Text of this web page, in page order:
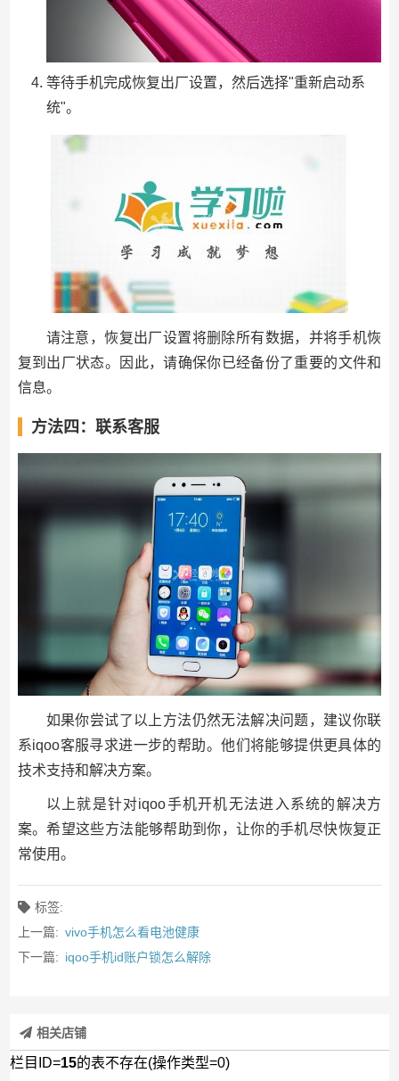
等待手机完成恢复出厂设置，然后选择"重新启动系
统"。
请注意，恢复出厂设置将删除所有数据，并将手机恢
复到出厂状态。因此，请确保你已经备份了重要的文件和
信息。
方法四：联系客服
如果你尝试了以上方法仍然无法解决问题，建议你联
系iqoo客服寻求进一步的帮助。他们将能够提供更具体的
技术支持和解决方案。
以上就是针对iqoo手机开机无法进入系统的解决方
案。希望这些方法能够帮助到你，让你的手机尽快恢复正
常使用。
标签:
上一篇: vivo手机怎么看电池健康
下一篇: iqoo手机id账户锁怎么解除
相关店铺
栏目ID=15的表不存在(操作类型=0)